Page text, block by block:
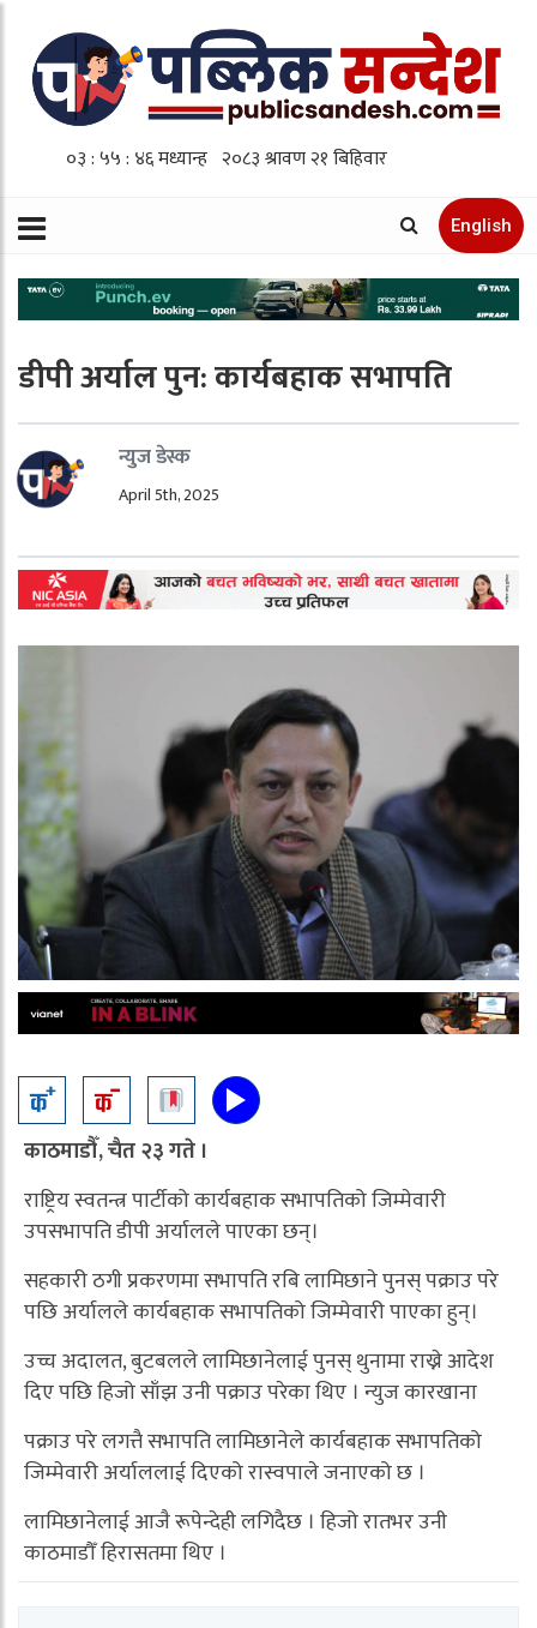
English
डीपी अर्याल पुन: कार्यबहाक सभापति
न्युज डेस्क
April 5th, 2025
काठमाडौँ, चैत २३ गते ।
राष्ट्रिय स्वतन्त्र पार्टीको कार्यबहाक सभापतिको जिम्मेवारी
उपसभापति डीपी अर्यालले पाएका छन्।
सहकारी ठगी प्रकरणमा सभापति रबि लामिछाने पुनस् पक्राउ परे
पछि अर्यालले कार्यबहाक सभापतिको जिम्मेवारी पाएका हुन्।
उच्च अदालत, बुटबलले लामिछानेलाई पुनस् थुनामा राख्ने आदेश
दिए पछि हिजो साँझ उनी पक्राउ परेका थिए । न्युज कारखाना
पक्राउ परे लगत्तै सभापति लामिछानेले कार्यबहाक सभापतिको
जिम्मेवारी अर्याललाई दिएको रास्वपाले जनाएको छ ।
लामिछानेलाई आजै रूपेन्देही लगिदैछ । हिजो रातभर उनी
काठमाडौँ हिरासतमा थिए ।